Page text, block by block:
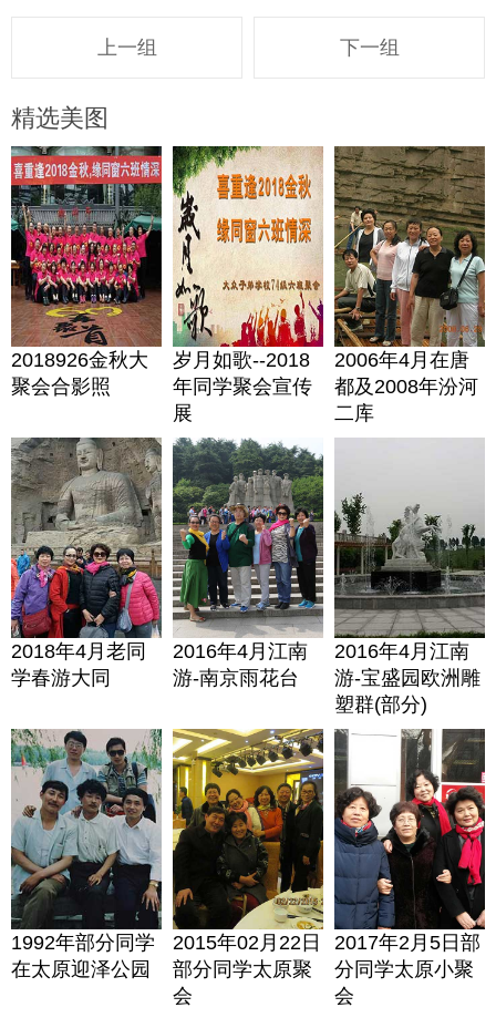
上一组 下一组
精选美图
2018926金秋大
聚会合影照
岁月如歌--2018
年同学聚会宣传
展
2006年4月在唐
都及2008年汾河
二库
2018年4月老同
学春游大同
2016年4月江南
游-南京雨花台
2016年4月江南
游-宝盛园欧洲雕
塑群(部分)
1992年部分同学
在太原迎泽公园
2015年02月22日
部分同学太原聚
会
2017年2月5日部
分同学太原小聚
会